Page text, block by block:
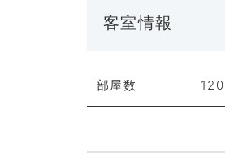
客室情報
部屋数 120